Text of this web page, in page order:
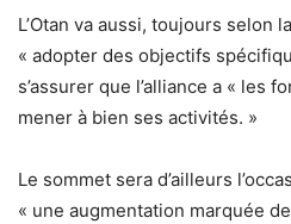
L’Otan va aussi, toujours selon
« adopter des objectifs
s’assurer que l’alliance a « les
mener à bien ses activités. »
Le sommet sera d’ailleurs
« une augmentation marquée